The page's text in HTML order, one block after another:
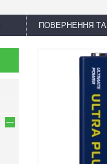
ПОВЕРНЕННЯ